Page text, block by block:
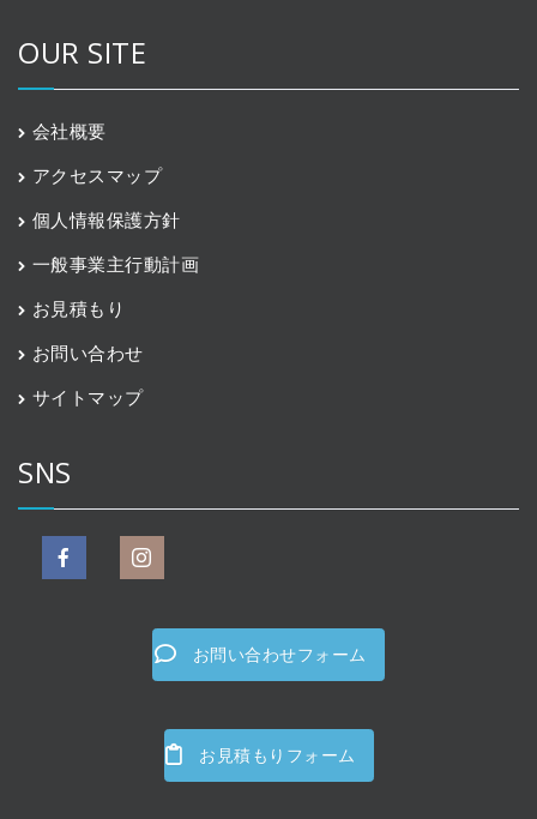
OUR SITE
会社概要
アクセスマップ
個人情報保護方針
一般事業主行動計画
お見積もり
お問い合わせ
サイトマップ
SNS
お問い合わせフォーム
お見積もりフォーム